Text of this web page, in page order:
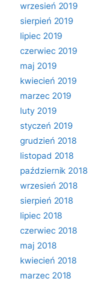
wrzesień 2019
sierpień 2019
lipiec 2019
czerwiec 2019
maj 2019
kwiecień 2019
marzec 2019
luty 2019
styczeń 2019
grudzień 2018
listopad 2018
październik 2018
wrzesień 2018
sierpień 2018
lipiec 2018
czerwiec 2018
maj 2018
kwiecień 2018
marzec 2018